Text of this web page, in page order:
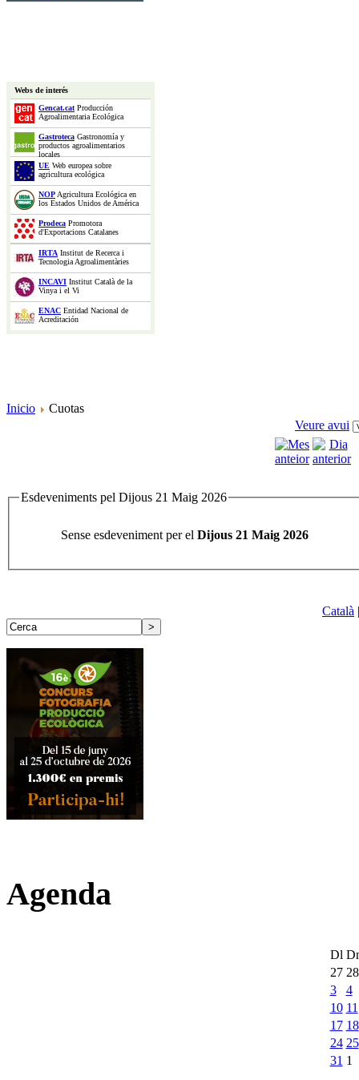
Webs de interés
Gencat.catProducción
Agroalimentaria Ecológica
Gastroteca Gastronomía y
productos agroalimentarios
locales
UE Web europea sobre
agricultura ecológica
NOPAgricultura Ecológica en
los Estados Unidos de América
Prodeca Promotora
d'Exportacions Catalanes
IRTA Institut de Recerca i
Tecnologia Agroalimentàries
INCAVI Institut Català de la
Vinya i el Vi
ENAC Entidad Nacional de
Acreditación
Inicio
Cuotas
Veure avui
Esdeveniments pel Dijous 21 Maig 2026
Sense esdeveniment per el Dijous 21 Maig 2026
Català
Agenda
Dl
27 28
3
4
10 11
17 18
24 25
31 1